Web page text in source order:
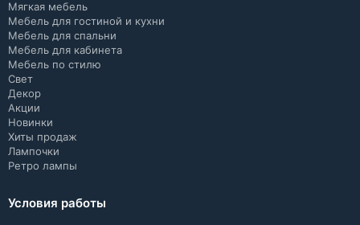
Мягкая мебель
Мебель для гостиной и кухни
Мебель для спальни
Мебель для кабинета
Мебель по стилю
Свет
Декор
Акции
Новинки
Хиты продаж
Лампочки
Ретро лампы
Условия работы